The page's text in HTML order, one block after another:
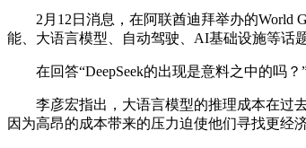
2月12日消息，在阿联酋迪拜举办的World
能、大语言模型、自动驾驶、AI基础设施等话
在回答“DeepSeek的出现是意料之中的吗？
李彦宏指出，大语言模型的推理成本在过去
因为高昂的成本带来的压力迫使他们寻找更经